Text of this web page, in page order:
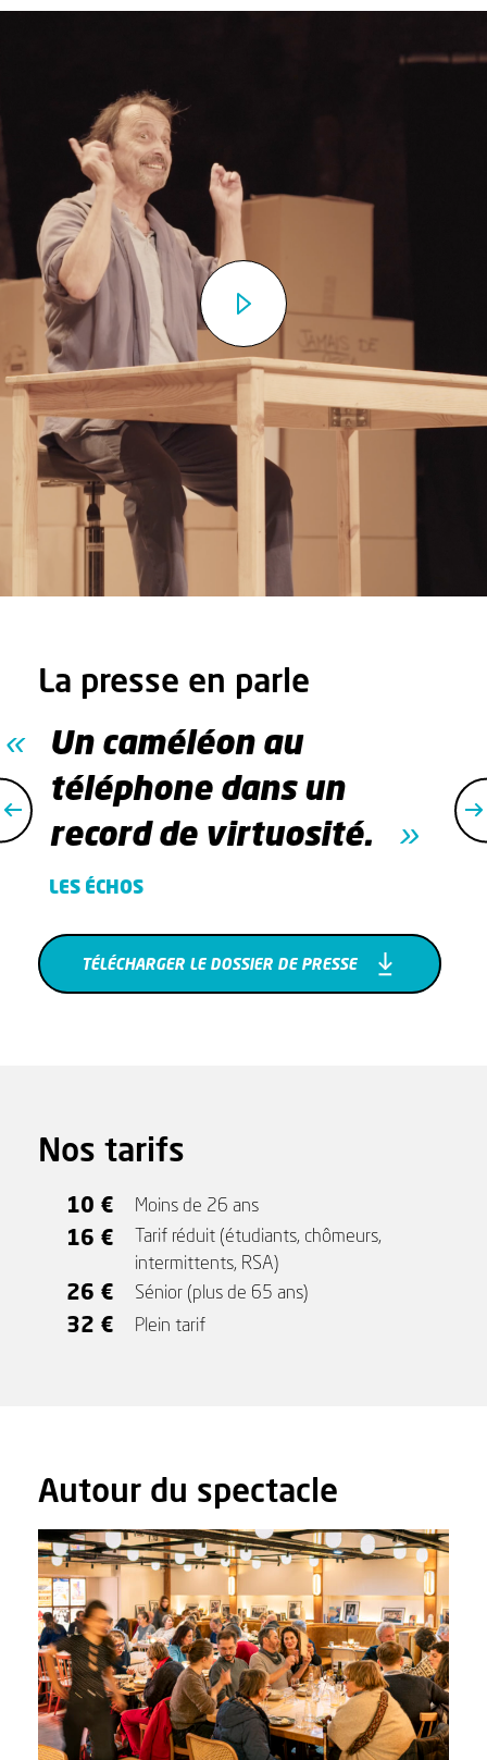
La presse en parle
Un caméléon au
téléphone dans un
record de virtuosité.
LES ÉCHOS
TÉLÉCHARGER LE DOSSIER DE PRESSE
Nos tarifs
10 € Moins de 26 ans
16 €
Tarif réduit (étudiants, chômeurs,
intermittents, RSA)
26 € Sénior (plus de 65 ans)
32 € Plein tarif
Autour du spectacle